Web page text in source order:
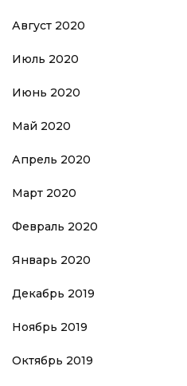
Август 2020
Июль 2020
Июнь 2020
Май 2020
Апрель 2020
Март 2020
Февраль 2020
Январь 2020
Декабрь 2019
Ноябрь 2019
Октябрь 2019